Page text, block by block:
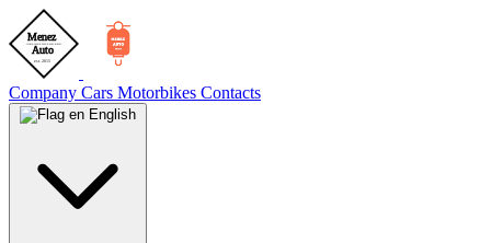
Company Cars Motorbikes Contacts
English